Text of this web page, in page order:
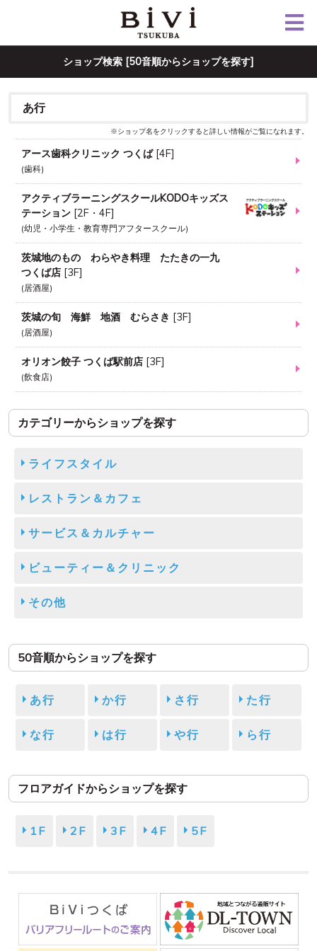
ショップ検索 [50音順からショップを探す]
あ行
※ショップ名をクリックすると詳しい情報がご覧になれます。
アース歯科クリニック つくば [4F]
歯科
アクティブラーニングスクールKODOキッズス
テーション [2F・4F]
幼児・小学生・教育専門アフタースクール
茨城地のもの わらやき料理 たたきの一九
つくば店 [3F]
居酒屋
茨城の旬 海鮮 地酒 むらさき [3F]
居酒屋
オリオン餃子 つくば駅前店 [3F]
飲食店
カテゴリーからショップを探す
ライフスタイル
レストラン＆カフェ
サービス＆カルチャー
ビューティー＆クリニック
その他
50音順からショップを探す
あ行 か行 さ行 た行
な行 は行 や行 ら行
フロアガイドからショップを探す
1F 2F 3F 4F 5F